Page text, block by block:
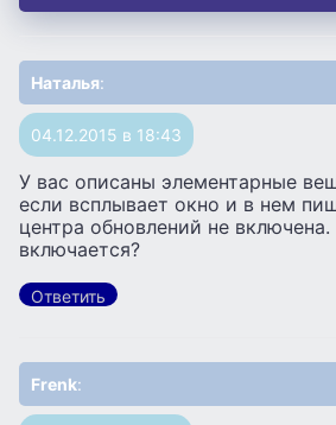
Наталья:
04.12.2015 в 18:43
У вас описаны элементарные
если всплывает окно и в нем
центра обновлений не включена.
включается?
Ответить
Frenk: